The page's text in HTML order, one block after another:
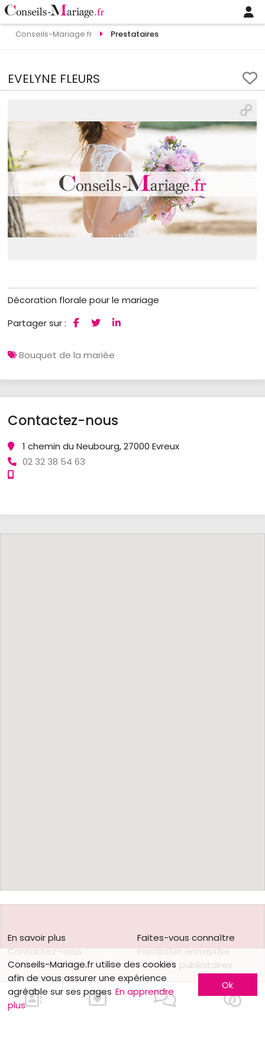
Conseils-Mariage.fr Prestataires
EVELYNE FLEURS
Décoration florale pour le mariage
Partager sur :
Bouquet de la mariée
Contactez-nous
1 chemin du Neubourg, 27000 Evreux
02 32 38 54 63
En savoir plus
Contactez-nous
Qui sommes-nous ?
Jobs et stages
Partenaires
Mentions légales
Faites-vous connaître
Inscription entreprise
Formules publicitaires
Conseils-Mariage.fr utilise des cookies
afin de vous assurer une expérience
agréable sur ses pages En apprendre
plus
Ok